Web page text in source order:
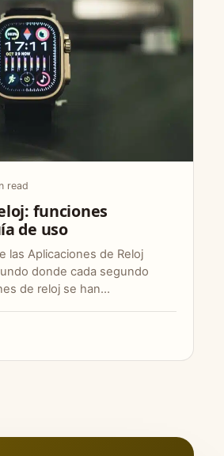
read
funciones
de uso
las Aplicaciones de Reloj
donde cada segundo
de reloj se han…